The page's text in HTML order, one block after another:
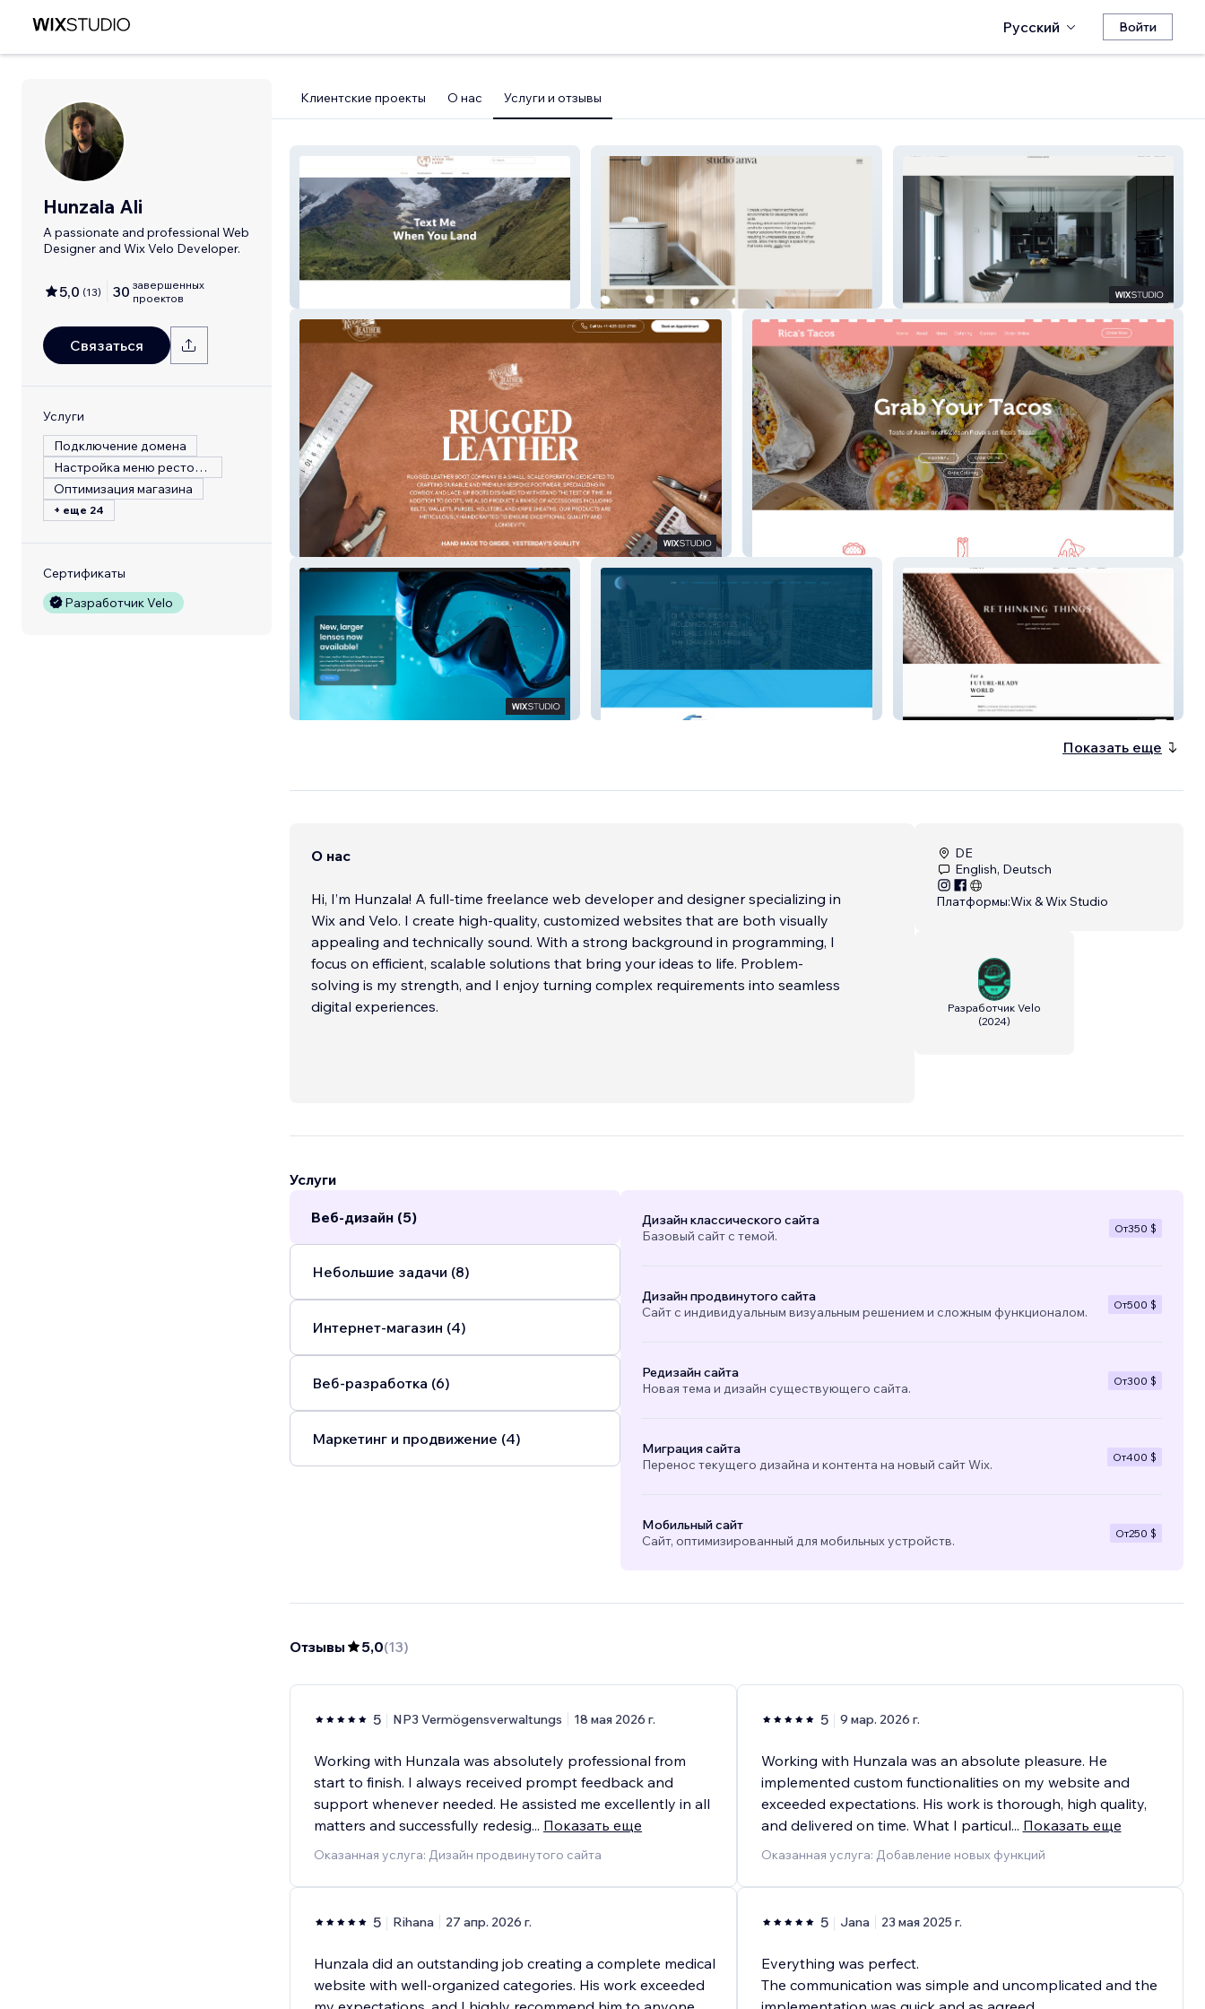
Русский Войти
Hunzala Ali
A passionate and professional Web
Designer and Wix Velo Developer.
5,0 (13) 30 завершенных
проектов
Связаться
Услуги
Подключение домена
Настройка меню ресторана
Оптимизация магазина
+ еще 24
Сертификаты
Разработчик Velo
Клиентские проекты О нас Услуги и отзывы
ANVA STUDIO Irina Benfeld Agency
Rugged Leather Grab Your Tacos
StickTite Lens DHS Holdings NUVI Releaf
Показать еще
О нас
Hi, I’m Hunzala! A full-time freelance web developer and designer specializing in
Wix and Velo. I create high-quality, customized websites that are both visually
appealing and technically sound. With a strong background in programming, I
focus on efficient, scalable solutions that bring your ideas to life. Problem-
solving is my strength, and I enjoy turning complex requirements into seamless
digital experiences.
DE
English, Deutsch
Платформы:Wix & Wix Studio
Разработчик Velo
(2024)
Услуги
Веб-дизайн (5)
Небольшие задачи (8)
Интернет-магазин (4)
Веб-разработка (6)
Маркетинг и продвижение (4)
Дизайн классического сайта
Базовый сайт с темой.
От350 $
Дизайн продвинутого сайта
Сайт с индивидуальным визуальным решением и сложным функционалом.
От500 $
Редизайн сайта
Новая тема и дизайн существующего сайта.
От300 $
Миграция сайта
Перенос текущего дизайна и контента на новый сайт Wix.
От400 $
Мобильный сайт
Сайт, оптимизированный для мобильных устройств.
От250 $
Отзывы 5,0(13)
5 NP3 Vermögensverwaltungs 18 мая 2026 г.
Working with Hunzala was absolutely professional from
start to finish. I always received prompt feedback and
support whenever needed. He assisted me excellently in all
matters and successfully redesig... Показать еще
Оказанная услуга: Дизайн продвинутого сайта
5 Rihana 27 апр. 2026 г.
Hunzala did an outstanding job creating a complete medical
website with well-organized categories. His work exceeded
5 9 мар. 2026 г.
Working with Hunzala was an absolute pleasure. He
implemented custom functionalities on my website and
exceeded expectations. His work is thorough, high quality,
and delivered on time. What I particul... Показать еще
Оказанная услуга: Добавление новых функций
5 Jana 23 мая 2025 г.
Everything was perfect.
The communication was simple and uncomplicated and the